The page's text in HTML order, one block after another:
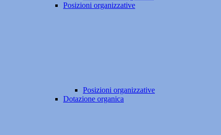
Posizioni organizzative
Posizioni organizzative
Dotazione organica